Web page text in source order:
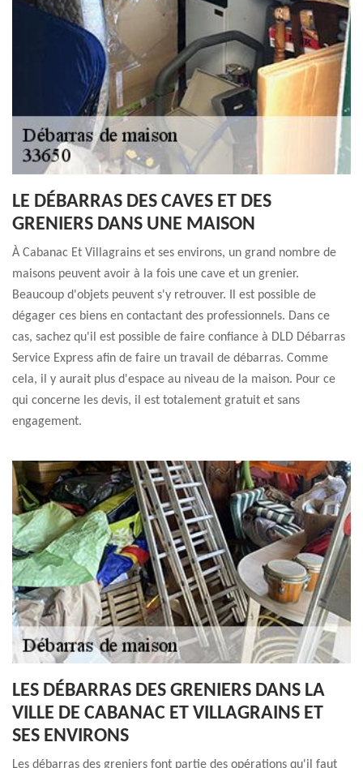
LE DÉBARRAS DES CAVES ET DES
GRENIERS DANS UNE MAISON
À Cabanac Et Villagrains et ses environs, un grand nombre de
maisons peuvent avoir à la fois une cave et un grenier.
Beaucoup d'objets peuvent s'y retrouver. Il est possible de
dégager ces biens en contactant des professionnels. Dans ce
cas, sachez qu'il est possible de faire confiance à DLD Débarras
Service Express afin de faire un travail de débarras. Comme
cela, il y aurait plus d'espace au niveau de la maison. Pour ce
qui concerne les devis, il est totalement gratuit et sans
engagement.
LES DÉBARRAS DES GRENIERS DANS LA
VILLE DE CABANAC ET VILLAGRAINS ET
SES ENVIRONS
Les débarras des greniers font partie des opérations qu'il faut